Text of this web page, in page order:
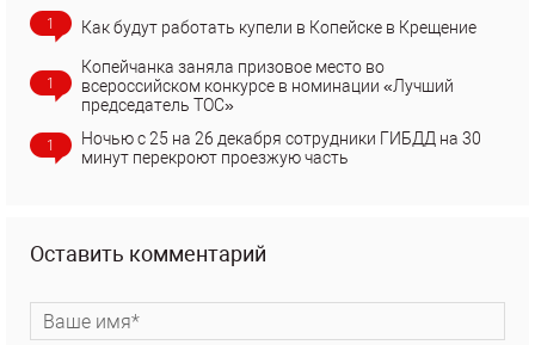
1 Как будут работать купели в Копейске в Крещение
1
Копейчанка заняла призовое место во
всероссийском конкурсе в номинации «Лучший
председатель ТОС»
1
Ночью с 25 на 26 декабря сотрудники ГИБДД на 30
минут перекроют проезжую часть
Оставить комментарий